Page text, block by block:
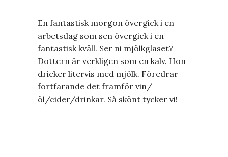
En fantastisk morgon övergick i en
arbetsdag som sen övergick i en
fantastisk kväll. Ser ni mjölkglaset?
Dottern är verkligen som en kalv. Hon
dricker litervis med mjölk. Föredrar
fortfarande det framför vin/
öl/cider/drinkar. Så skönt tycker vi!